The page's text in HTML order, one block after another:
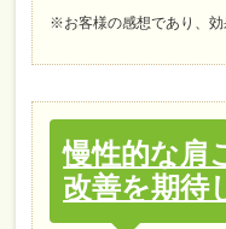
※お客様の感想であり、効
慢性的な肩
改善を期待